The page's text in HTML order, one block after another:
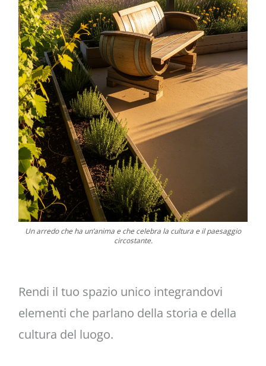
Un arredo che ha un’anima e che celebra la cultura e il paesaggio
circostante.
Rendi il tuo spazio unico integrandovi
elementi che parlano della storia e della
cultura del luogo.